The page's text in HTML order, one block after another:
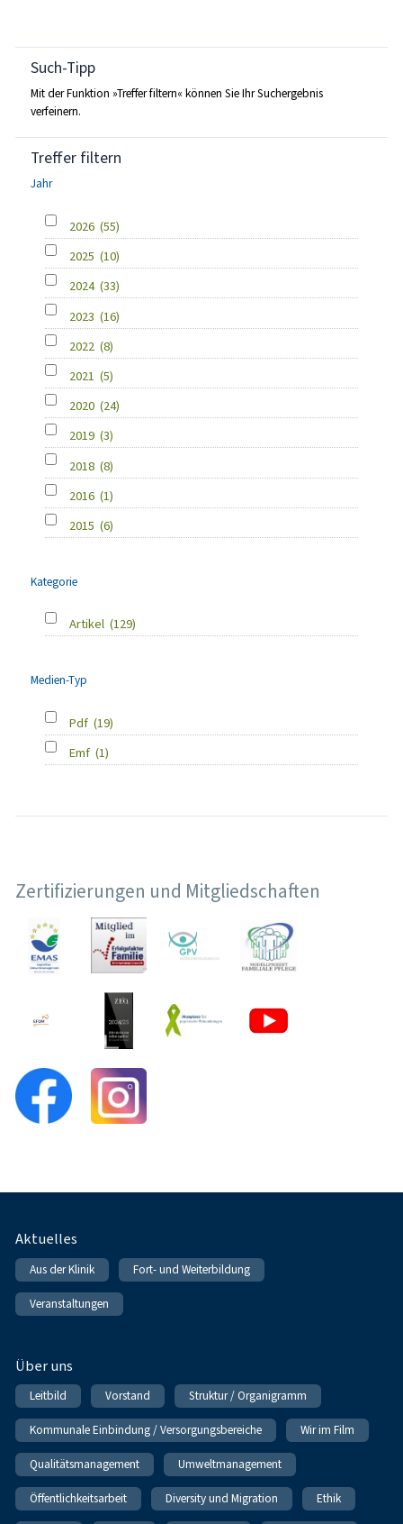
Such-Tipp
Mit der Funktion »Treffer filtern« können Sie Ihr Suchergebnis
verfeinern.
Treffer filtern
Jahr
2026 (55)
2025 (10)
2024 (33)
2023 (16)
2022 (8)
2021 (5)
2020 (24)
2019 (3)
2018 (8)
2016 (1)
2015 (6)
Kategorie
Artikel (129)
Medien-Typ
Pdf (19)
Emf (1)
Zertifizierungen und Mitgliedschaften
Fußnavigation
Aktuelles
Aus der Klinik Fort- und Weiterbildung
Veranstaltungen
Über uns
Leitbild Vorstand Struktur / Organigramm
Kommunale Einbindung / Versorgungsbereiche Wir im Film
Qualitätsmanagement Umweltmanagement
Öffentlichkeitsarbeit Diversity und Migration Ethik